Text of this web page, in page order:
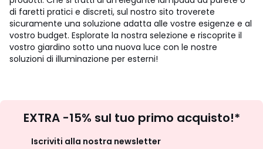
di faretti pratici e discreti, sul nostro sito troverete
sicuramente una soluzione adatta alle vostre esigenze e al
vostro budget. Esplorate la nostra selezione e riscoprite il
vostro giardino sotto una nuova luce con le nostre
soluzioni di illuminazione per esterni!
newsletter
EXTRA -15% sul tuo primo acquisto!*
Iscriviti alla nostra newsletter